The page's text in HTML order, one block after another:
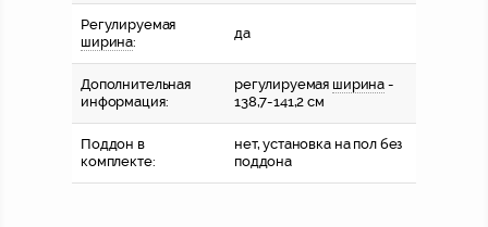
Регулируемая
ширина:
да
Дополнительная
информация:
регулируемая ширина -
138,7-141,2 см
Поддон в
комплекте:
нет, установка на пол без
поддона